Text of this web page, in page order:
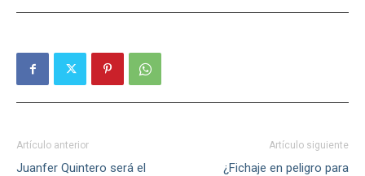
Artículo anterior
Juanfer Quintero será el
Artículo siguiente
¿Fichaje en peligro para